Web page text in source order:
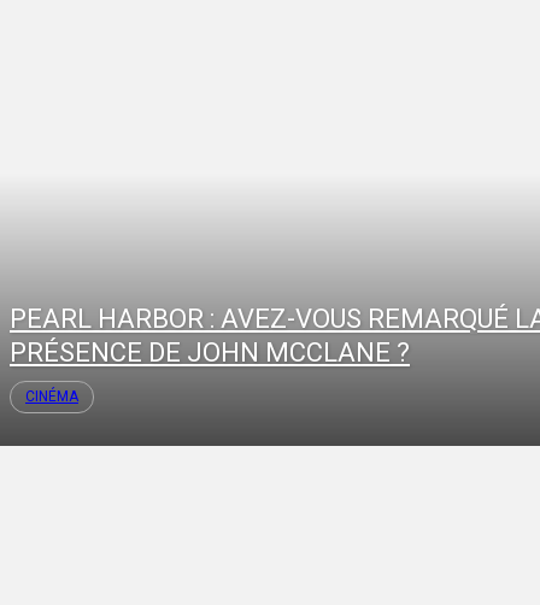
PEARL HARBOR : AVEZ-VOUS REMARQUÉ
PRÉSENCE DE JOHN MCCLANE ?
CINÉMA